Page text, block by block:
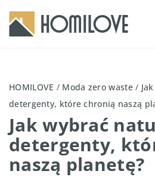
HOMILOVE / Moda zero waste/
detergenty, które chronią naszą
Jak wybrać
detergenty,
naszą planetę?